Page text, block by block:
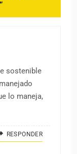
”
sostenible
lo maneja,
RESPONDER